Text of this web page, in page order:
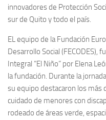
innovadores de Protección
sur de Quito y todo el país.
EL equipo de la Fundación
Desarrollo Social (FECODES),
Integral “El Niño” por Elena
la fundación. Durante la
su equipo destacaron los más
cuidado de menores con
rodeado de áreas verde,